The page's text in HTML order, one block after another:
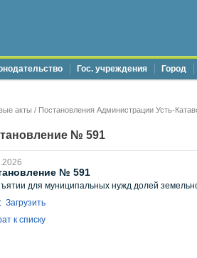
Гос. учреждения Город
акты / Постановления Администрации Усть-
№ 591
№ 591
для муниципальных нужд долей
Загрузить
к списку